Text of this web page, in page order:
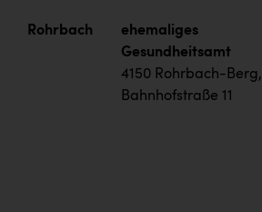
Rohrbach
ehemaliges
Gesundheitsamt
4150 Rohrbach-Berg,
Bahnhofstraße 11